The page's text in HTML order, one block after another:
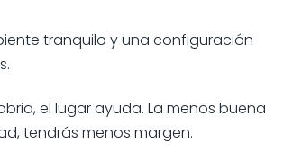
tranquilo y una configuración
el lugar ayuda. La menos buena
tendrás menos margen.